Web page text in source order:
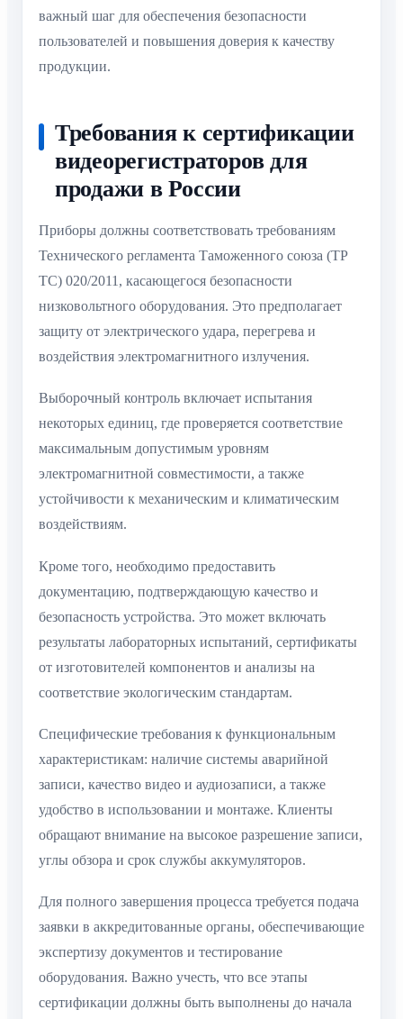
важный шаг для обеспечения безопасности
пользователей и повышения доверия к качеству
продукции.
Требования к сертификации
видеорегистраторов для
продажи в России
Приборы должны соответствовать требованиям
Технического регламента Таможенного союза (ТР
ТС) 020/2011, касающегося безопасности
низковольтного оборудования. Это предполагает
защиту от электрического удара, перегрева и
воздействия электромагнитного излучения.
Выборочный контроль включает испытания
некоторых единиц, где проверяется соответствие
максимальным допустимым уровням
электромагнитной совместимости, а также
устойчивости к механическим и климатическим
воздействиям.
Кроме того, необходимо предоставить
документацию, подтверждающую качество и
безопасность устройства. Это может включать
результаты лабораторных испытаний, сертификаты
от изготовителей компонентов и анализы на
соответствие экологическим стандартам.
Специфические требования к функциональным
характеристикам: наличие системы аварийной
записи, качество видео и аудиозаписи, а также
удобство в использовании и монтаже. Клиенты
обращают внимание на высокое разрешение записи,
углы обзора и срок службы аккумуляторов.
Для полного завершения процесса требуется подача
заявки в аккредитованные органы, обеспечивающие
экспертизу документов и тестирование
оборудования. Важно учесть, что все этапы
сертификации должны быть выполнены до начала